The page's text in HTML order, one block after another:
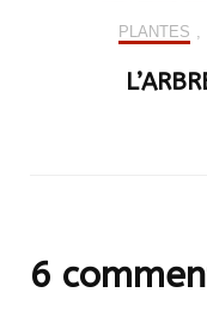
PLANTES
6